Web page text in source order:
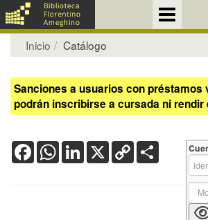
Inicio Catálogo
Sanciones a usuarios con préstamos
podrán inscribirse a cursada ni rendir
FacebookWhatsApp
LinkedIn
X Copy
Link